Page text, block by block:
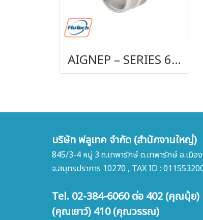
AIGNEP – SERIES 69740 OLIVE
บริษัท ฟลูเทค จำกัด (สำนักงานใหญ่)
845/3-4 หมู่ 3 ถ.เทพารักษ์ ต.เทพารักษ์ อ.เมือง
จ.สมุทรปราการ 10270 , TAX ID :
Tel. 02-384-6060 ต่อ 402 (คุณนุ้ย
(คุณเยาว์) 410 (คุณวรรณ)